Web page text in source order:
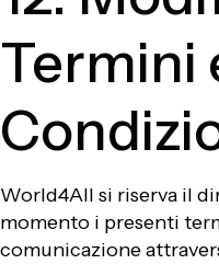
Termini
World4All si riserva il
momento i presenti
comunicazione